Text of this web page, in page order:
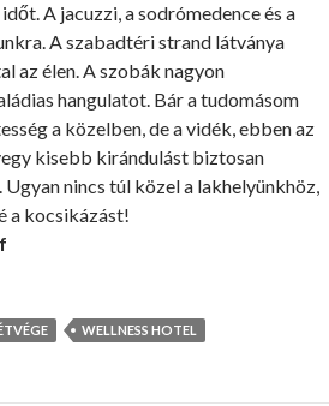
A jacuzzi, a sodrómedence és a
A szabadtéri strand látványa
az élen. A szobák nagyon
hangulatot. Bár a tudomásom
a közelben, de a vidék, ebben az
kisebb kirándulást biztosan
nincs túl közel a lakhelyünkhöz,
a kocsikázást!
WELLNESS HOTEL